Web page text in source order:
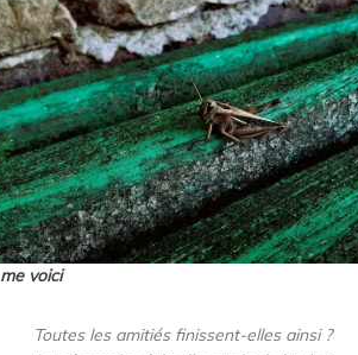
me voici
Toutes les amitiés finissent-elles ainsi ?